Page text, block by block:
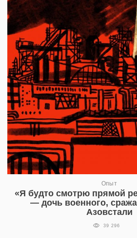
Опыт
«Я будто смотрю прямой
— дочь военного,
Азовстали
39 296